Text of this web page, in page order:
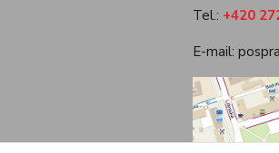
Tel.: +420
E-mail: